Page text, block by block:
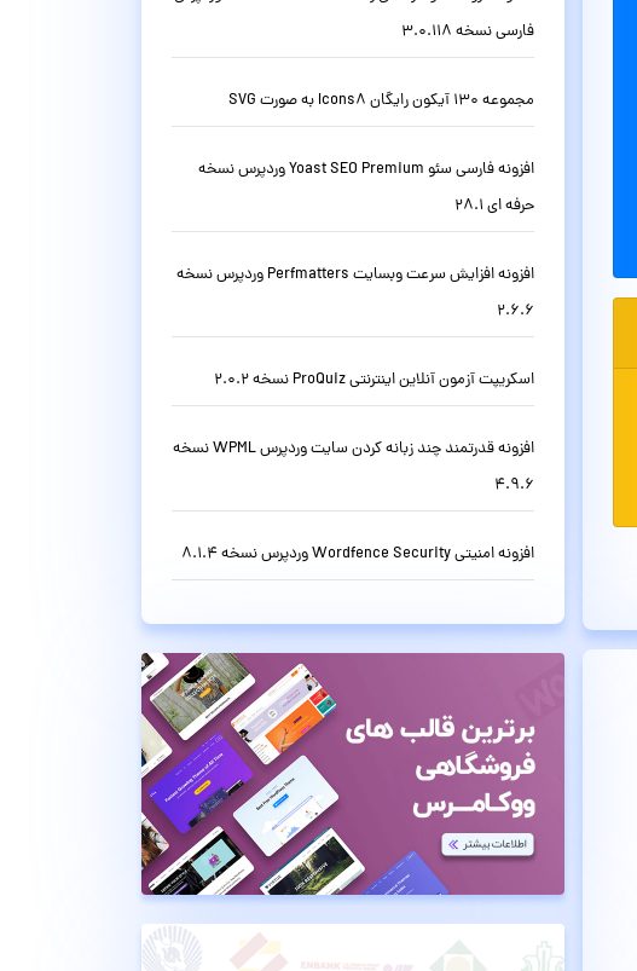
فارسی نسخه 3.0.118
مجموعه 130 آیکون رایگان Icons8 به صورت SVG
افزونه فارسی سئو Yoast SEO Premium وردپرس نسخه
حرفه ای 28.1
افزونه افزایش سرعت وبسایت Perfmatters وردپرس نسخه
2.6.6
اسکریپت آزمون آنلاین اینترنتی ProQuiz نسخه 2.0.2
افزونه قدرتمند چند زبانه کردن سایت وردپرس WPML نسخه
4.9.6
افزونه امنیتی Wordfence Security وردپرس نسخه 8.1.4